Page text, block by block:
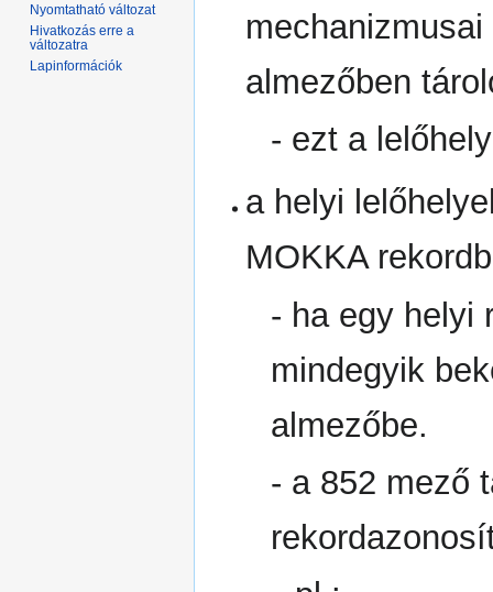
almezőben
- ezt a
a helyi
MOKKA
- ha egy helyi
mindegyik
almezőbe.
- a 852 mező
Nyomtatható változat
Hivatkozás erre a
változatra
Lapinformációk